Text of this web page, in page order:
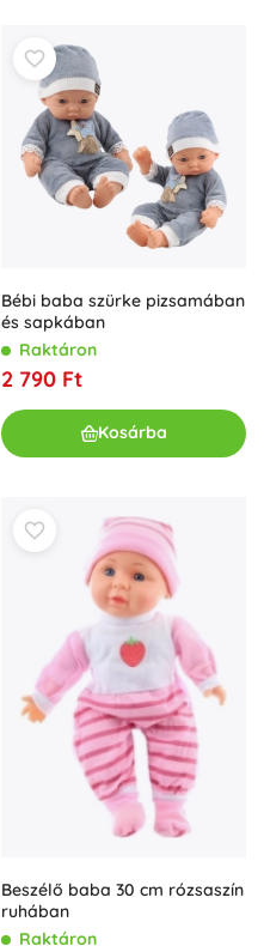
Bébi baba szürke pizsamában
és sapkában
Raktáron
2 790 Ft
Kosárba
Beszélő baba 30 cm rózsaszín
ruhában
Raktáron